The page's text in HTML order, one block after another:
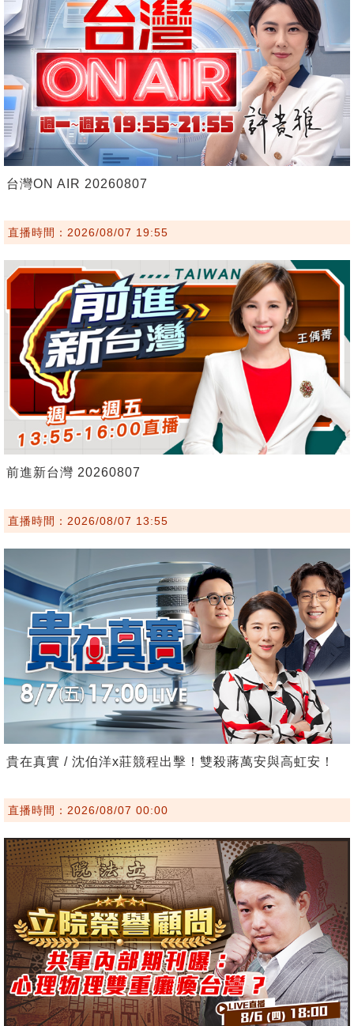
台灣ON AIR 20260807
直播時間：2026/08/07 19:55
前進新台灣 20260807
直播時間：2026/08/07 13:55
貴在真實 / 沈伯洋x莊競程出擊！雙殺蔣萬安與高虹安！
直播時間：2026/08/07 00:00